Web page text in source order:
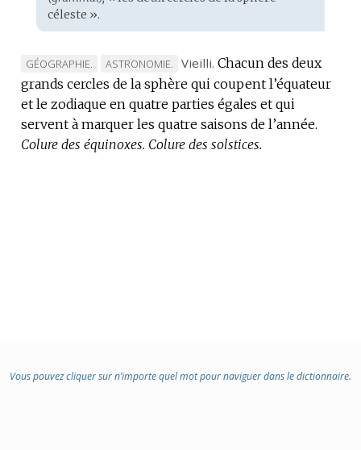
céleste ».
MARQUE
DE
DOMAINE
:
GÉOGRAPHIE.
MARQUE
DE
DOMAINE
:
ASTRONOMIE. Vieilli. Chacun des deux
grands cercles de la sphère qui coupent l’équateur
et le zodiaque en quatre parties égales et qui
servent à marquer les quatre saisons de l’année.
Colure des équinoxes. Colure des solstices.
Vous pouvez cliquer sur n’importe quel mot pour naviguer dans le dictionnaire.